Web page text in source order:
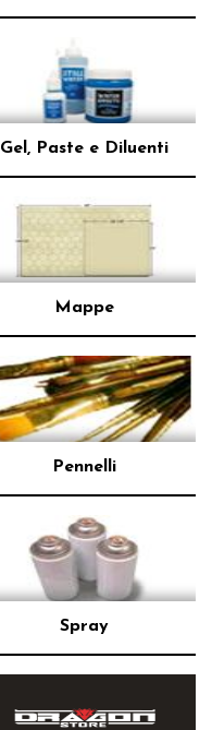
Gel, Paste e Diluenti
Mappe
Pennelli
Spray